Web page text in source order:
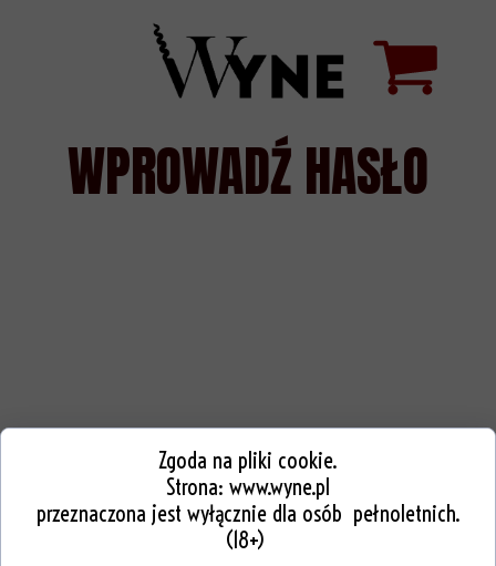
WPROWADŹ HASŁO
Zgoda na pliki cookie.
Strona: www.wyne.pl
przeznaczona jest wyłącznie dla osób pełnoletnich.
(18+)